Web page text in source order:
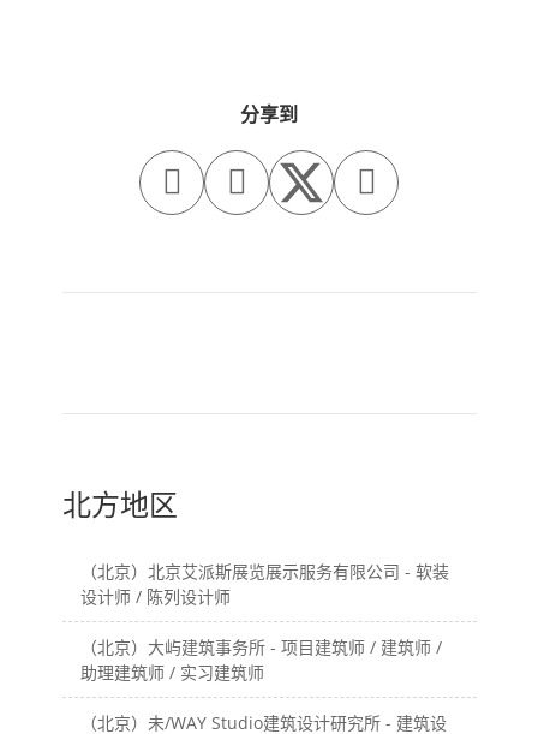
分享到
  
北方地区
（北京）北京艾派斯展览展示服务有限公司 - 软装
设计师 / 陈列设计师
（北京）大屿建筑事务所 - 项目建筑师 / 建筑师 /
助理建筑师 / 实习建筑师
（北京）未/WAY Studio建筑设计研究所 - 建筑设